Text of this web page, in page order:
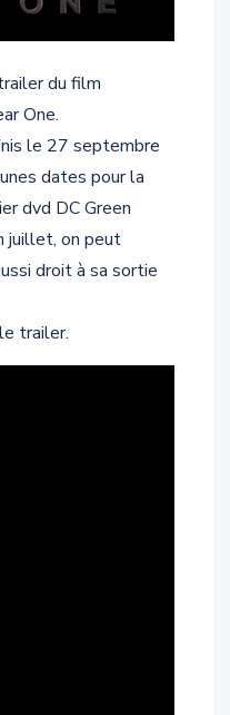
du film
One.
le 27 septembre
dates pour la
dvd DC Green
juillet, on peut
droit à sa sortie